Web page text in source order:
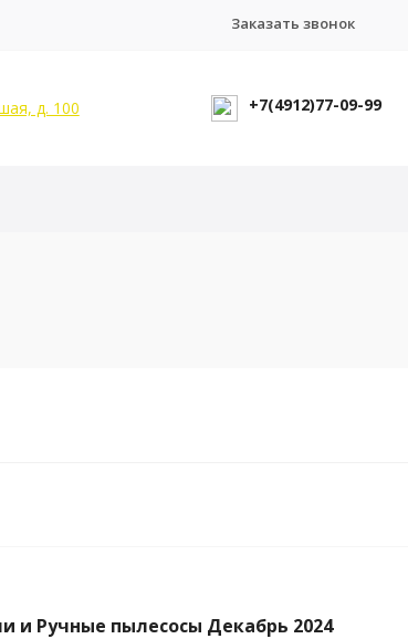
Заказать звонок
д. 100 +7(4912)77-09-99
и Ручные пылесосы Декабрь 2024